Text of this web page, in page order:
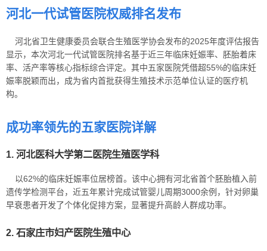
河北一代试管医院权威排名发布
河北省卫生健康委员会联合生殖医学协会发布的2025年度评估报告
显示，本次河北一代试管医院排名基于近三年临床妊娠率、胚胎着床
率、活产率等核心指标综合评定。其中五家医院凭借超55%的临床妊
娠率脱颖而出，成为省内首批获得生殖技术示范单位认证的医疗机
构。
成功率领先的五家医院详解
1. 河北医科大学第二医院生殖医学科
以62%的临床妊娠率位居榜首。该中心拥有河北省首个胚胎植入前
遗传学检测平台，近五年累计完成试管婴儿周期3000余例，针对卵巢
早衰患者开发了个体化促排方案，显著提升高龄人群成功率。
2. 石家庄市妇产医院生殖中心